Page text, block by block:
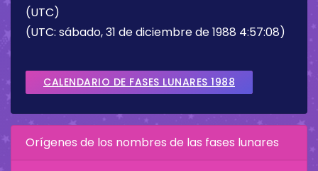
(UTC)
(UTC: sábado, 31 de diciembre de 1988 4:57:08)
CALENDARIO DE FASES LUNARES 1988
Orígenes de los nombres de las fases lunares